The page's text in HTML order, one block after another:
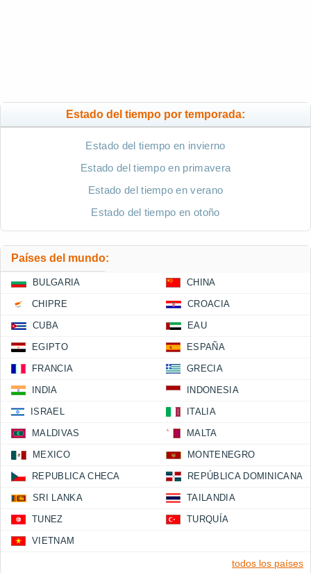
Estado del tiempo por temporada:
Estado del tiempo en invierno
Estado del tiempo en primavera
Estado del tiempo en verano
Estado del tiempo en otoño
Países del mundo:
BULGARIA CHINA
CHIPRE CROACIA
CUBA EAU
EGIPTO ESPAÑA
FRANCIA GRECIA
INDIA INDONESIA
ISRAEL ITALIA
MALDIVAS MALTA
MEXICO MONTENEGRO
REPUBLICA CHECA REPÚBLICA DOMINICANA
SRI LANKA TAILANDIA
TUNEZ TURQUÍA
VIETNAM
todos los países